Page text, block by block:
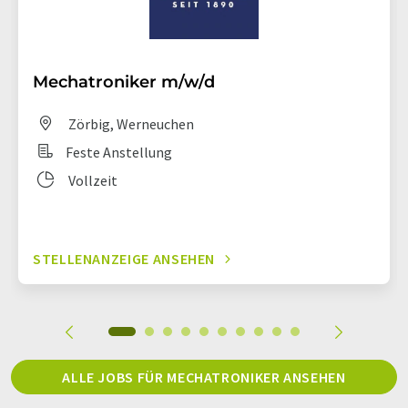
Mechatroniker m/w/d
Zörbig, Werneuchen
Feste Anstellung
Vollzeit
STELLENANZEIGE ANSEHEN
ALLE JOBS FÜR MECHATRONIKER ANSEHEN